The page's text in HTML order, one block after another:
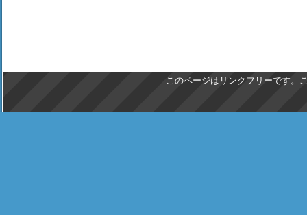
このページはリンクフリーです。